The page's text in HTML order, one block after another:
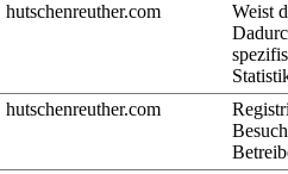
hutschenreuther.com
Weist
hutschenreuther.com